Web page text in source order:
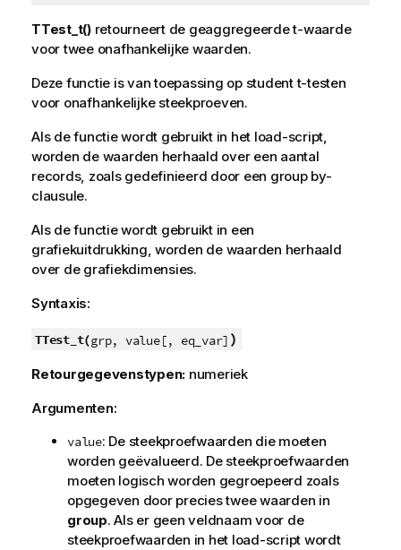
TTest_t()retourneert de geaggregeerde t-waarde
voor twee onafhankelijke waarden.
Deze functie is van toepassing op student t-testen
voor onafhankelijke steekproeven.
Als de functie wordt gebruikt in het load-script,
worden de waarden herhaald over een aantal
records, zoals gedefinieerd door een group by-
clausule.
Als de functie wordt gebruikt in een
grafiekuitdrukking, worden de waarden herhaald
over de grafiekdimensies.
Syntaxis:
TTest_t(grp, value[, eq_var] )
Retourgegevenstypen: numeriek
Argumenten:
value: De steekproefwaarden die moeten
worden geëvalueerd. De steekproefwaarden
moeten logisch worden gegroepeerd zoals
opgegeven door precies twee waarden in
group. Als er geen veldnaam voor de
steekproefwaarden in het load-script wordt